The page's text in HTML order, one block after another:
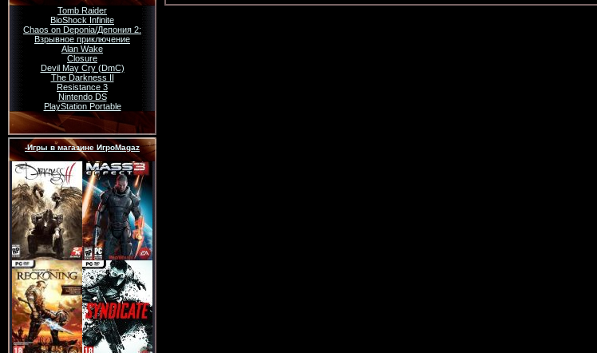
Tomb Raider
BioShock Infinite
Chaos on Deponia/Депония 2:
Взрывное приключение
Alan Wake
Closure
Devil May Cry (DmC)
The Darkness II
Resistance 3
Nintendo DS
PlayStation Portable
-Игры в магазине ИгроMagaz